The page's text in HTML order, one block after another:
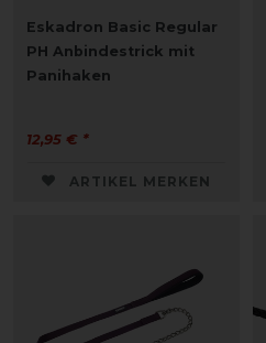
Eskadron Basic Regular
PH Anbindestrick mit
Panihaken
12,95 € *
ARTIKEL MERKEN